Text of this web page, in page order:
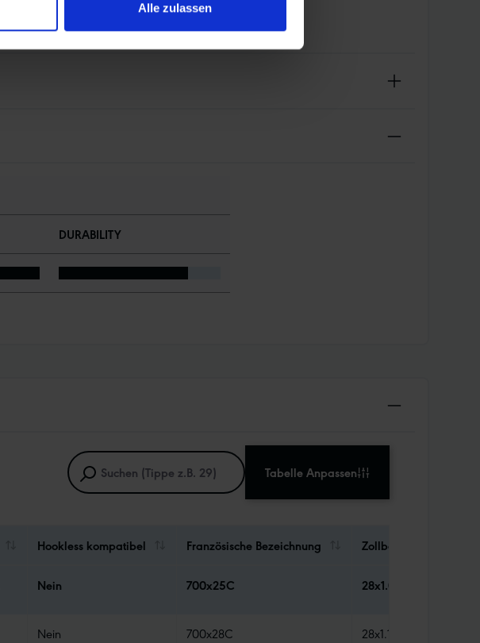
Alle zulassen
DURABILITY
Tabelle Anpassen
Hookless kompatibel Französische Bezeichnung Zollbezeichnung
Nein 700x25C 28x1.00
Nein 700x28C 28x1.10